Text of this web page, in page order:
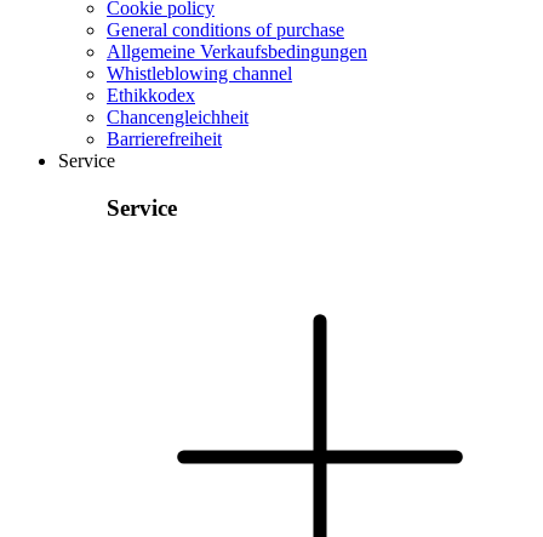
Cookie policy
General conditions of purchase
Allgemeine Verkaufsbedingungen
Whistleblowing channel
Ethikkodex
Chancengleichheit
Barrierefreiheit
Service
Service